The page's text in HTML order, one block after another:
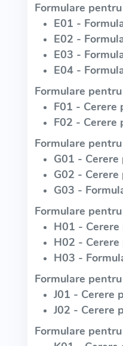
Formulare
E01 -
E02 -
E03 -
E04 -
Formulare
F01 -
F02 - Cerere
Formulare
G01 -
G02 -
G03 -
Formulare
H01 -
H02 -
H03 -
Formulare
J01 - Cerere
J02 - Cerere
Formulare